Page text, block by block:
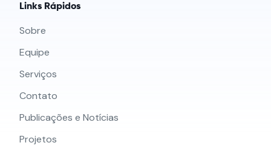
Links Rápidos
Sobre
Equipe
Serviços
Contato
Publicações e Notícias
Projetos